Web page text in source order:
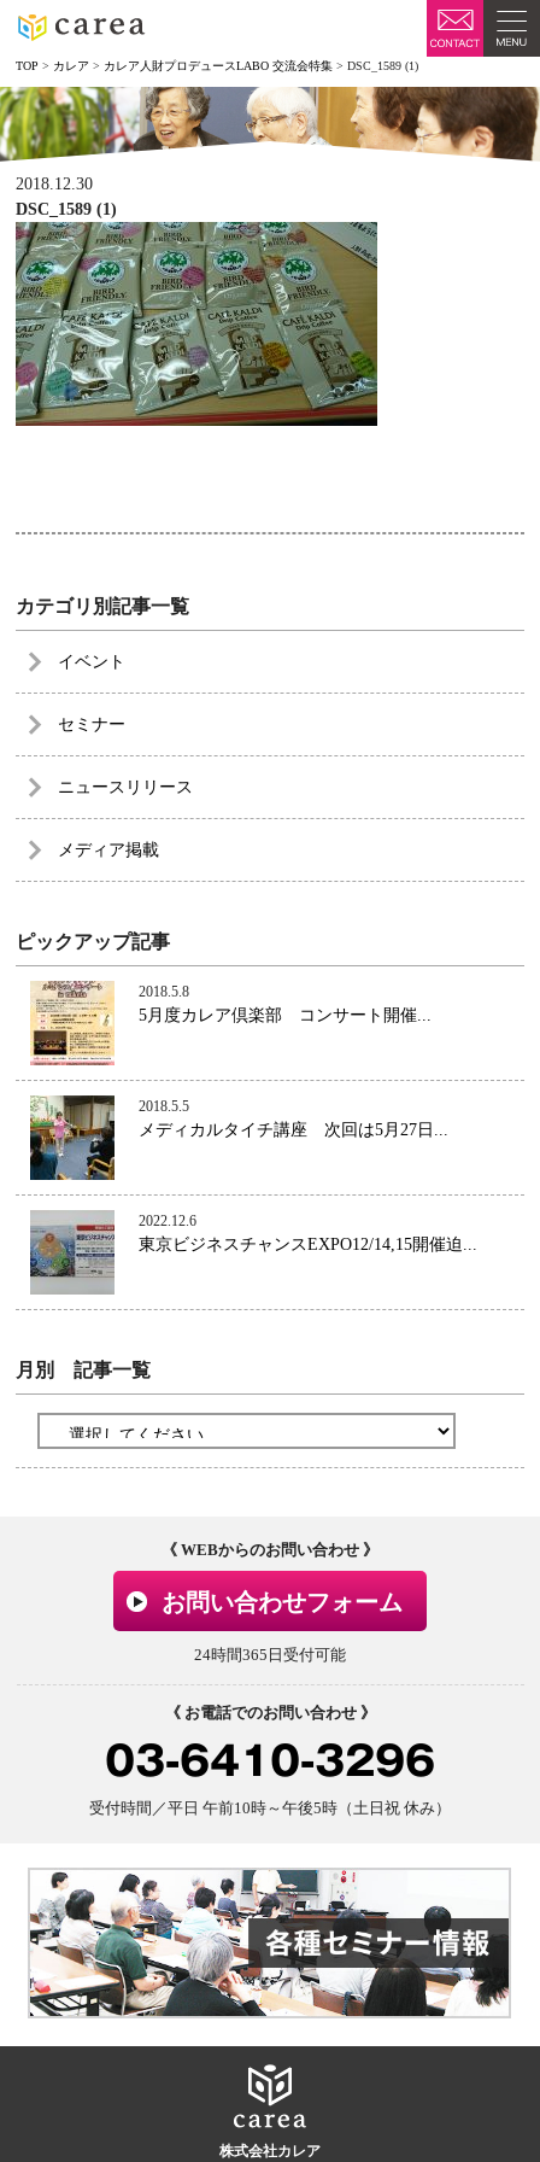
TOP > カレア > カレア人財プロデュースLABO 交流会特集 >DSC_1589 (1)
2018.12.30
DSC_1589 (1)
カテゴリ別記事一覧
イベント
セミナー
ニュースリリース
メディア掲載
ピックアップ記事
2018.5.8
5月度カレア倶楽部 コンサート開催...
2018.5.5
メディカルタイチ講座 次回は5月27日...
2022.12.6
東京ビジネスチャンスEXPO12/14,15開催迫...
月別 記事一覧
《 WEBからのお問い合わせ 》
お問い合わせフォーム
24時間365日受付可能
《 お電話でのお問い合わせ 》
03-6410-3296
受付時間／平日 午前10時～午後5時（土日祝 休み）
株式会社カレア